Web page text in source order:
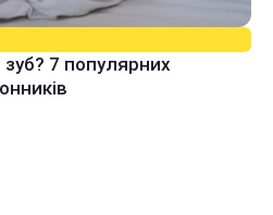
7 популярних